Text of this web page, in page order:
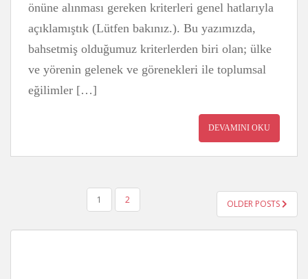
önüne alınması gereken kriterleri genel hatlarıyla
açıklamıştık (Lütfen bakınız.). Bu yazımızda,
bahsetmiş olduğumuz kriterlerden biri olan; ülke
ve yörenin gelenek ve görenekleri ile toplumsal
eğilimler […]
DEVAMINI OKU
GEZINMESI
1 2 OLDER POSTS